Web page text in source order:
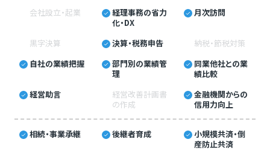
会社設立・起業
経理事務の省力
化・DX
月次訪問
黒字決算 決算・税務申告
納税・節税対策
自社の業績把握
部門別の業績管
理
同業他社との業
績比較
経営助言
経営改善計画書
の作成
金融機関からの
信用力向上
相続・事業承継 後継者育成
小規模共済・倒
産防止共済